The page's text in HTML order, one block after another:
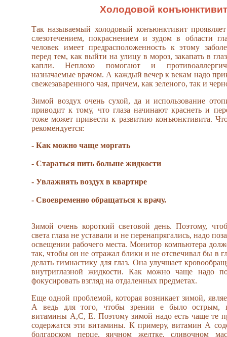
Холодовой конъюнктивит
Так называемый холодовый конъюнктивит
слезотечением, покраснением и зудом в области
человек имеет предрасположенность к этому
перед тем, как выйти на улицу в мороз, закапать в
капли. Неплохо помогают и
назначаемые врачом. А каждый вечер к векам надо
свежезаваренного чая, причем, как зеленого, так и
Зимой воздух очень сухой, да и использование
приводит к тому, что глаза начинают краснеть и
тоже может привести к развитию конъюнктивита.
рекомендуется:
- Как можно чаще моргать
- Стараться пить больше жидкости
- Увлажнять воздух в квартире
- Своевременно обращаться к врачу.
Зимой очень короткий световой день. Поэтому,
света глаза не уставали и не перенапрягались, надо
освещении рабочего места. Монитор компьютера
так, чтобы он не отражал блики и не отсвечивал бы в
делать гимнастику для глаз. Она улучшает
внутриглазной жидкости. Как можно чаще надо
фокусировать взгляд на отдаленных предметах.
Еще одной проблемой, которая возникает зимой,
А ведь для того, чтобы зрении е было острым,
витамины А,С, Е. Поэтому зимой надо есть чаще те
содержатся эти витамины. К примеру, витамин А
болгарском перце, яичном желтке, сливочном